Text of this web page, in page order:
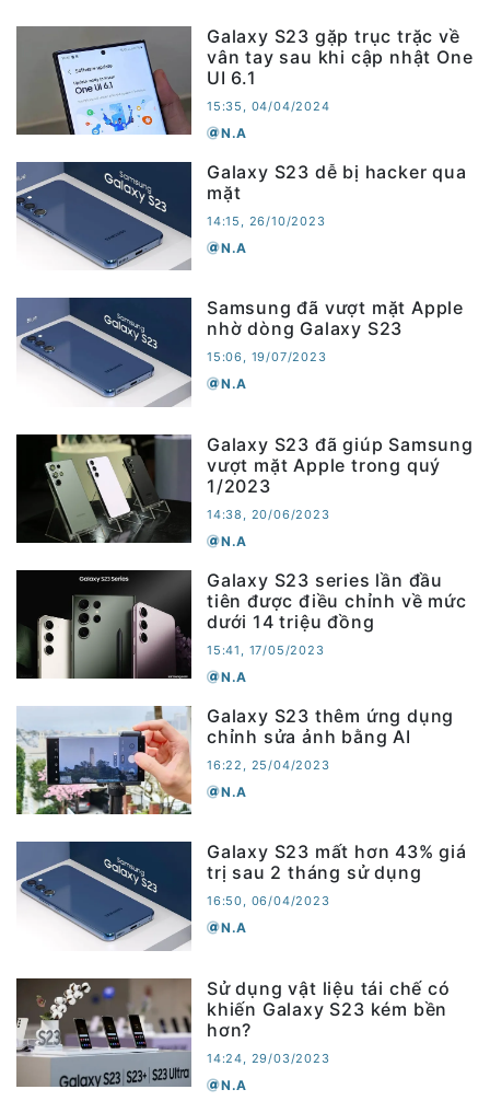
Galaxy S23 gặp trục trặc về
vân tay sau khi cập nhật One
UI 6.1
15:35, 04/04/2024
N.A
Galaxy S23 dễ bị hacker qua
mặt
14:15, 26/10/2023
N.A
Samsung đã vượt mặt Apple
nhờ dòng Galaxy S23
15:06, 19/07/2023
N.A
Galaxy S23 đã giúp Samsung
vượt mặt Apple trong quý
1/2023
14:38, 20/06/2023
N.A
Galaxy S23 series lần đầu
tiên được điều chỉnh về mức
dưới 14 triệu đồng
15:41, 17/05/2023
N.A
Galaxy S23 thêm ứng dụng
chỉnh sửa ảnh bằng AI
16:22, 25/04/2023
N.A
Galaxy S23 mất hơn 43% giá
trị sau 2 tháng sử dụng
16:50, 06/04/2023
N.A
Sử dụng vật liệu tái chế có
khiến Galaxy S23 kém bền
hơn?
14:24, 29/03/2023
N.A